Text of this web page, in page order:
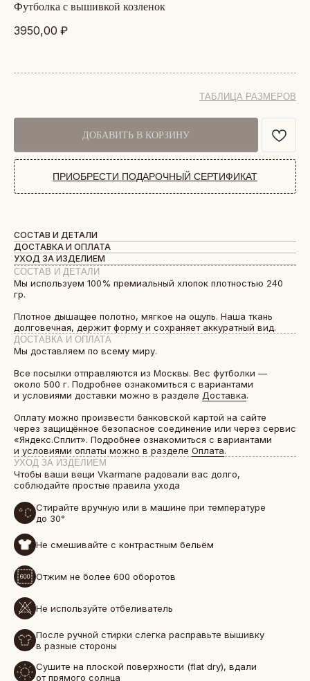
футболка с вышивкой козленок
3950,00 ₽
ТАБЛИЦА РАЗМЕРОВ
ДОБАВИТЬ В КОРЗИНУ
ПРИОБРЕСТИ ПОДАРОЧНЫЙ СЕРТИФИКАТ
СОСТАВ И ДЕТАЛИ
ДОСТАВКА И ОПЛАТА
УХОД ЗА ИЗДЕЛИЕМ
СОСТАВ И ДЕТАЛИ
Мы используем 100% премиальный хлопок плотностью 240
гр.
Плотное дышащее полотно, мягкое на ощупь. Наша ткань
долговечная, держит форму и сохраняет аккуратный вид.
ДОСТАВКА И ОПЛАТА
Мы доставляем по всему миру.
Все посылки отправляются из Москвы. Вес футболки —
около 500 г. Подробнее ознакомиться с вариантами
и условиями доставки можно в разделе Доставка.
Оплату можно произвести банковской картой на сайте
через защищённое безопасное соединение или через сервис
«Яндекс.Сплит». Подробнее ознакомиться с вариантами
и условиями оплаты можно в разделе Оплата.
УХОД ЗА ИЗДЕЛИЕМ
Чтобы ваши вещи Vkarmane радовали вас долго,
соблюдайте простые правила ухода
Стирайте вручную или в машине при температуре
до 30°
Не смешивайте с контрастным бельём
Отжим не более 600 оборотов
Не используйте отбеливатель
После ручной стирки слегка расправьте вышивку
в разные стороны
Сушите на плоской поверхности (flat dry), вдали
от прямого солнца
БОЛЕЕ 50 000 ДРУЗЕЙ VKARMANE ПО ВСЕЙ СТРАНЕ
Истории, которые мы носим «в кармане»